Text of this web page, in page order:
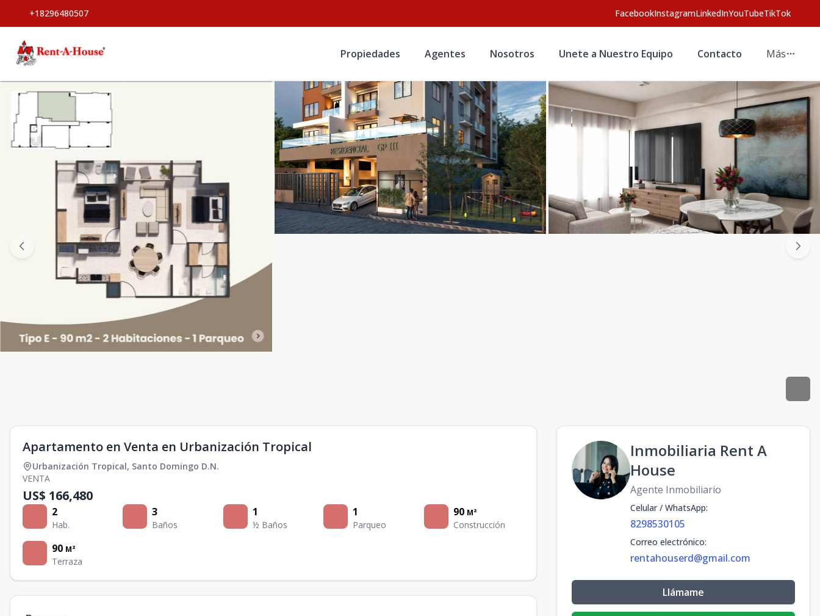
+18296480507 FacebookInstagramLinkedInYouTubeTikTok
Propiedades Agentes Nosotros Unete a Nuestro Equipo Contacto Más
Apartamento en Venta en Urbanización Tropical
Urbanización Tropical, Santo Domingo D.N.
VENTA
US$ 166,480
2
Hab.
3
Baños
1
½ Baños
1
Parqueo
90 M²
Construcción
90 M²
Terraza
Inmobiliaria Rent A
House
Agente Inmobiliario
Celular / WhatsApp:
8298530105
Correo electrónico:
rentahouserd@gmail.com
Llámame